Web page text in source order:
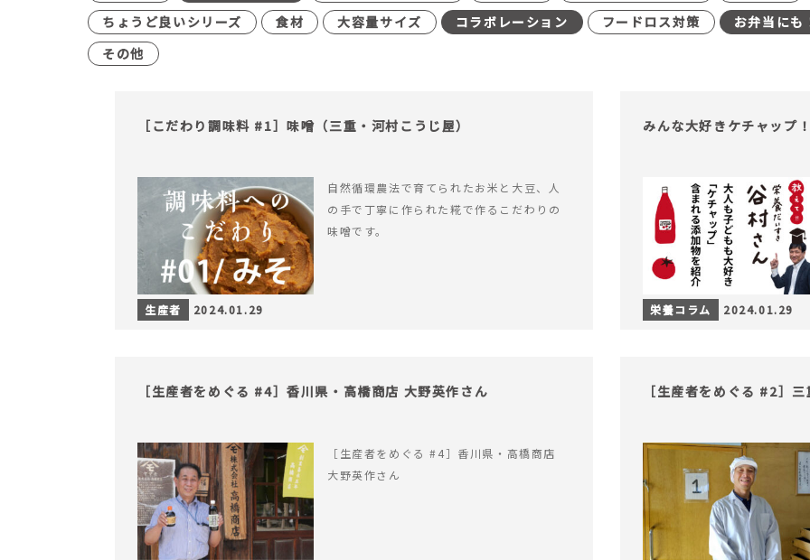
ちょうど良いシリーズ
食材 大容量サイズ コラボレーション フードロス対策 お弁当にも
その他
［こだわり調味料 #1］味噌（三重・河村こうじ屋）
自然循環農法で育てられたお米と大豆、人
の手で丁寧に作られた糀で作るこだわりの
味噌です。
生産者 2024.01.29
みんな大好きケチャップ
栄養コラム 2024.01.29
［生産者をめぐる #4］香川県・高橋商店 大野英作さん
［生産者をめぐる #4］香川県・高橋商店
大野英作さん
［生産者をめぐる #2］